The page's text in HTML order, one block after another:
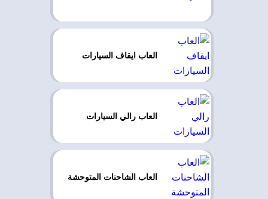
العاب ايقاف السيارات
العاب رالي السيارات
العاب الشاحنات المتوحشة